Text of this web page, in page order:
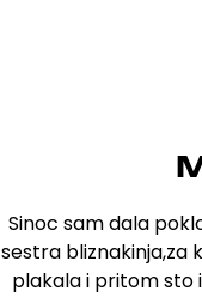
Sinoc sam dala
sestra bliznakinja,za
plakala i pritom sto